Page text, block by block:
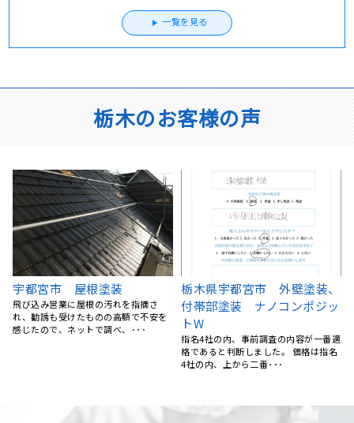
一覧を見る
栃木のお客様の声
宇都宮市 H様邸 屋根葺き替
え工事
雨漏りが起きたため、地元できてくれ
屋根塗装、棟鈑金交換、外壁
塗装 栃木県宇都宮市 N様
5社くらい提案を聞きましたが、リフォ
ームの森さんが一番丁寧にご対応くだ
さいました。 職人さん･･･